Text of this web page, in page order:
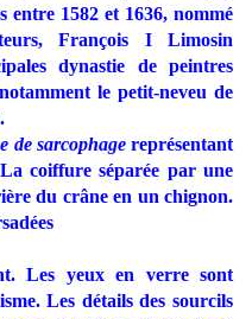
entre 1582 et 1636, nommé
François I Limosin
dynastie de peintres
le petit-neveu de
.
de sarcophagereprésentant
coiffure séparée par une
du crâne en un chignon.
Les yeux en verre sont
Les détails des sourcils